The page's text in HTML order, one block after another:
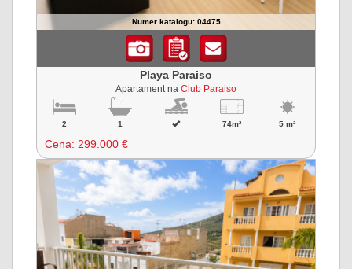
Numer katalogu: 04475
Playa Paraiso
Apartament na Club Paraiso
2 1 74m² 5 m²
Cena: 299.000 €